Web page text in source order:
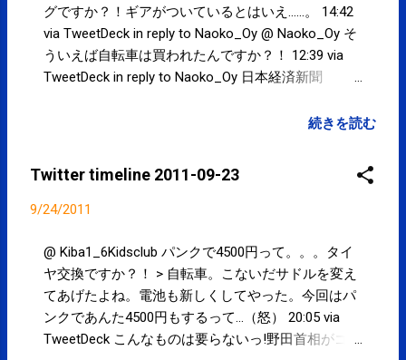
グですか？！ギアがついているとはいえ......。 14:42
via TweetDeck in reply to Naoko_Oy @ Naoko_Oy そ
ういえば自転車は買われたんですか？！ 12:39 via
TweetDeck in reply to Naoko_Oy 日本経済新聞
続きを読む
Twitter timeline 2011-09-23
9/24/2011
@ Kiba1_6Kidsclub パンクで4500円って。。。タイ
ヤ交換ですか？！ > 自転車。こないだサドルを変え
てあげたよね。電池も新しくしてやった。今回はパ
ンクであんた4500円もするって...（怒） 20:05 via
TweetDeck こんなものは要らないっ!野田首相がゴリ